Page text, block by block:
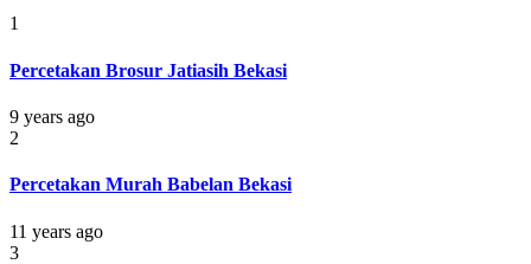
1
Percetakan Brosur Jatiasih Bekasi
9 years ago
2
Percetakan Murah Babelan Bekasi
11 years ago
3